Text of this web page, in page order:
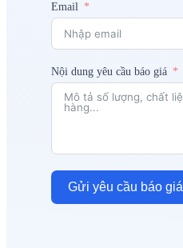
Email
Nội dung yêu cầu báo giá
Gửi yêu cầu báo giá